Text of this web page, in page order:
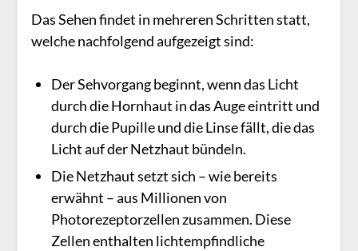
Das Sehen findet in mehreren Schritten statt,
welche nachfolgend aufgezeigt sind:
Der Sehvorgang beginnt, wenn das Licht
durch die Hornhaut in das Auge eintritt und
durch die Pupille und die Linse fällt, die das
Licht auf der Netzhaut bündeln.
Die Netzhaut setzt sich – wie bereits
erwähnt – aus Millionen von
Photorezeptorzellen zusammen. Diese
Zellen enthalten lichtempfindliche